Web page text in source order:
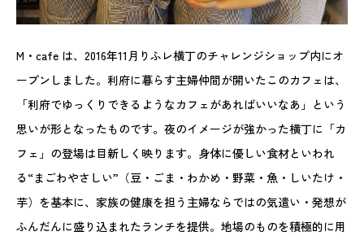
M・cafe は、2016年11月りふレ横丁のチャレンジショップ内にオ
ープンしました。利府に暮らす主婦仲間が開いたこのカフェは、
「利府でゆっくりできるようなカフェがあればいいなあ」という
思いが形となったものです。夜のイメージが強かった横丁に「カ
フェ」の登場は目新しく映ります。身体に優しい食材といわれ
る“まごわやさしい”（豆・ごま・わかめ・野菜・魚・しいたけ・
芋）を基本に、家族の健康を担う主婦ならではの気遣い・発想が
ふんだんに盛り込まれたランチを提供。地場のものを積極的に用